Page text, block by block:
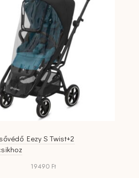
Eezy S Twist+2
19490 Ft